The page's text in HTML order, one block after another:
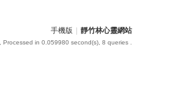
手機版 靜竹林心靈網站
, Processed in 0.059980 second(s), 8 queries .